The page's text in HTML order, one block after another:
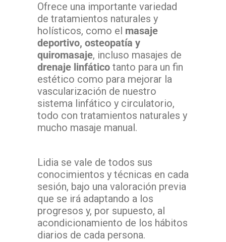
Ofrece una importante variedad
de tratamientos naturales y
holísticos, como el masaje
deportivo, osteopatía y
quiromasaje, incluso masajes de
drenaje linfático tanto para un fin
estético como para mejorar la
vascularización de nuestro
sistema linfático y circulatorio,
todo con tratamientos naturales y
mucho masaje manual.
Lidia se vale de todos sus
conocimientos y técnicas en cada
sesión, bajo una valoración previa
que se irá adaptando a los
progresos y, por supuesto, al
acondicionamiento de los hábitos
diarios de cada persona.